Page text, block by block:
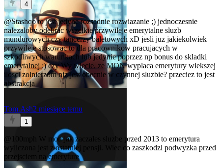
4
@Stashqoto jest jedyne rozsadnie rozwiazanie ;) jednoczesnie
nalezaloby odebrac wszelkie przywileje emerytalne sluzb
mundurowych czy tancerzy baletowych xD jesli juz jakiekolwiek
przywileje stosowac to dla pracownikow pracujacych w
szkodliwych warunkach lub jedynie poprzez np bonus do skladki
emerytalnej ;) czy Wy wiecie, ze MON wyplaca emerytury wiekszej
ilosci zolnierzom niz jest obecnie w czynnej sluzbie? przeciez to jest
abstrakcja
Tom.Ash2 miesiące temu
1
@100mph
W mon jak zaczales sluzbe przed 2013 to emerytura
wyliczona jest z ostatniej pensji. Wiec co zaszkodzi podwyzka przed
przejsciem na emeryture